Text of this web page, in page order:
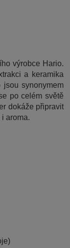
výrobce Hario.
a keramika
jsou synonymem
po celém světě
dokáže připravit
aroma.